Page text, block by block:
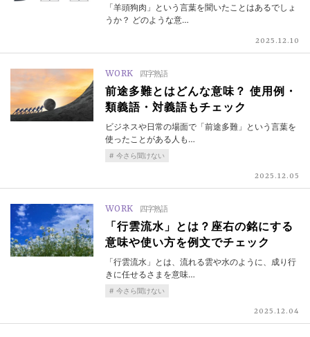
「羊頭狗肉」という言葉を聞いたことはあるでしょ
うか？ どのような意…
2025.12.10
WORK 四字熟語
前途多難とはどんな意味？ 使用例・
類義語・対義語もチェック
ビジネスや日常の場面で「前途多難」という言葉を
使ったことがある人も…
今さら聞けない
2025.12.05
WORK 四字熟語
「行雲流水」とは？座右の銘にする
意味や使い方を例文でチェック
「行雲流水」とは、流れる雲や水のように、成り行
きに任せるさまを意味…
今さら聞けない
2025.12.04